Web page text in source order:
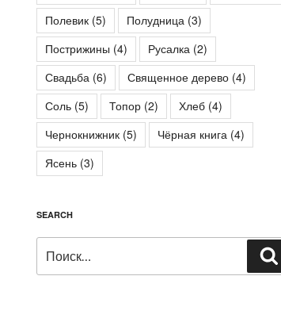
Полевик(5) Полудница(3)
Пострижины (4) Русалка(2)
Свадьба(6) Священное дерево(4)
Соль(5) Топор(2) Хлеб(4)
Чернокнижник(5) Чёрная книга(4)
Ясень(3)
SEARCH